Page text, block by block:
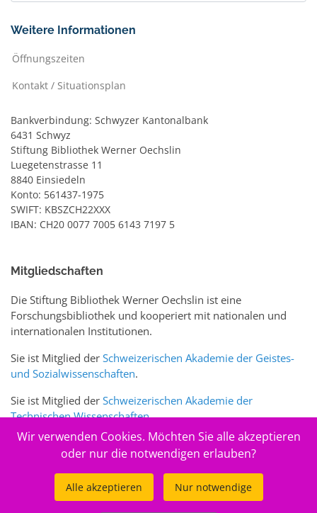
Weitere Informationen
Öffnungszeiten
Kontakt / Situationsplan
Bankverbindung: Schwyzer Kantonalbank
6431 Schwyz
Stiftung Bibliothek Werner Oechslin
Luegetenstrasse 11
8840 Einsiedeln
Konto: 561437-1975
SWIFT: KBSZCH22XXX
IBAN: CH20 0077 7005 6143 7197 5
Mitgliedschaften
Die Stiftung Bibliothek Werner Oechslin ist eine
Forschungsbibliothek und kooperiert mit nationalen und
internationalen Institutionen.
Sie ist Mitglied der Schweizerischen Akademie der Geistes-
und Sozialwissenschaften.
Sie ist Mitglied der Schweizerischen Akademie der
Technischen Wissenschaften.
Sie ist zudem Mitglied des Schweizer Portalswww.sciences-
Wir verwenden Cookies. Möchten Sie alle akzeptieren
oder nur die notwendigen erlauben?
Alle akzeptieren Nur notwendige